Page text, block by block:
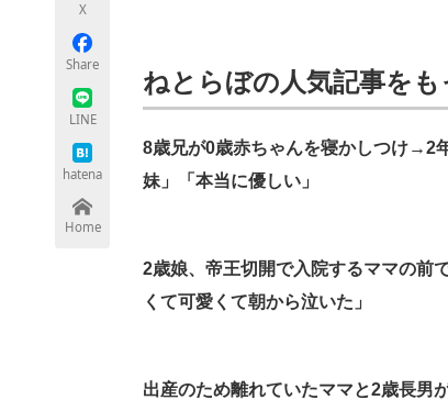
X
Share
LINE
hatena
Home
ねとらぼの人気記事をも
8歳兄が0歳赤ちゃんを寝かしつけ
妹」「本当に優しい」
2歳娘、帝王切開で入院するママの
くて可愛くて朝から泣いた」
出産のため離れていたママと2歳長